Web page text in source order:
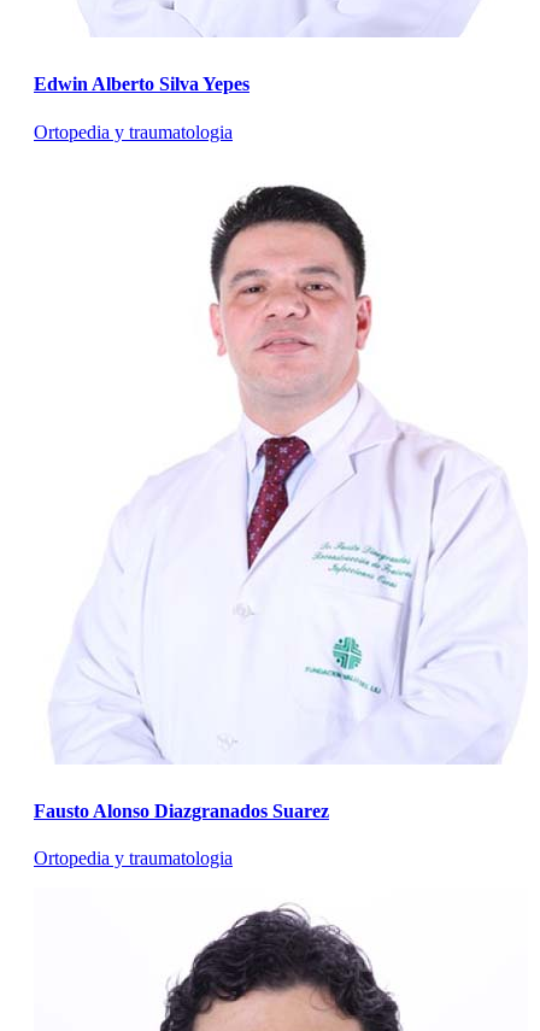
Edwin Alberto Silva Yepes
Ortopedia y traumatologia
Fausto Alonso Diazgranados Suarez
Ortopedia y traumatologia